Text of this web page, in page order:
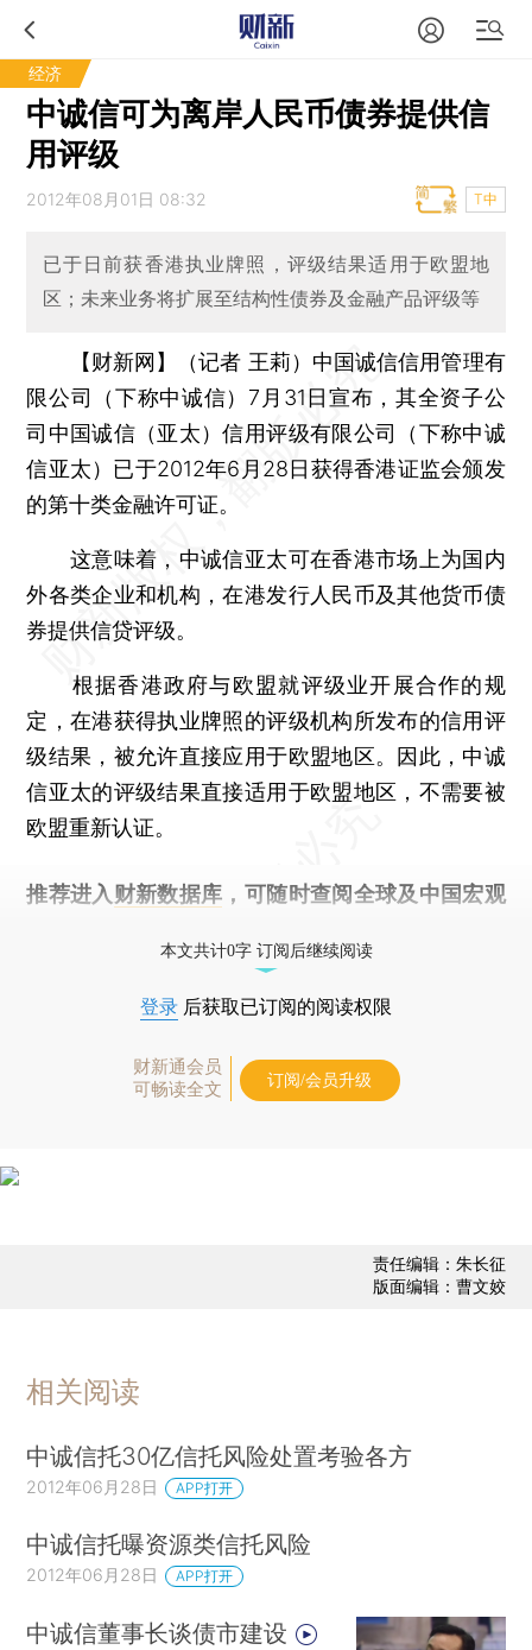
经济
中诚信可为离岸人民币债券提供信
用评级
2012年08月01日 08:32 T中
已于日前获香港执业牌照，评级结果适用于欧盟地
区；未来业务将扩展至结构性债券及金融产品评级等
【财新网】（记者 王莉） 中国诚信信用管理有
限公司（下称中诚信）7月31日宣布，其全资子公
司中国诚信（亚太）信用评级有限公司（下称中诚
信亚太）已于2012年6月28日获得香港证监会颁发
的第十类金融许可证。
这意味着，中诚信亚太可在香港市场上为国内
外各类企业和机构，在港发行人民币及其他货币债
券提供信贷评级。
根据香港政府与欧盟就评级业开展合作的规
定，在港获得执业牌照的评级机构所发布的信用评
级结果，被允许直接应用于欧盟地区。因此，中诚
信亚太的评级结果直接适用于欧盟地区，不需要被
欧盟重新认证。
推荐进入 财新数据库 ，可随时查阅全球及中国宏观
本文共计0字 订阅后继续阅读
登录 后获取已订阅的阅读权限
财新通会员
可畅读全文
订阅/会员升级
责任编辑：朱长征
版面编辑：曹文姣
相关阅读
中诚信托30亿信托风险处置考验各方
2012年06月28日 APP打开
中诚信托曝资源类信托风险
2012年06月28日 APP打开
中诚信董事长谈债市建设